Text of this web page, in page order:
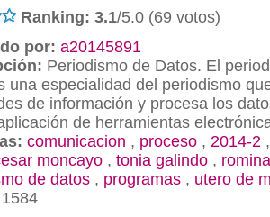
Ranking: 3.1/5.0 (69 votos)
por: a20145891
Periodismo de Datos. El
una especialidad del periodismo
de información y procesa los
de herramientas
comunicacion , proceso , 2014-2
moncayo , tonia galindo ,
de datos , programas , utero de
1584